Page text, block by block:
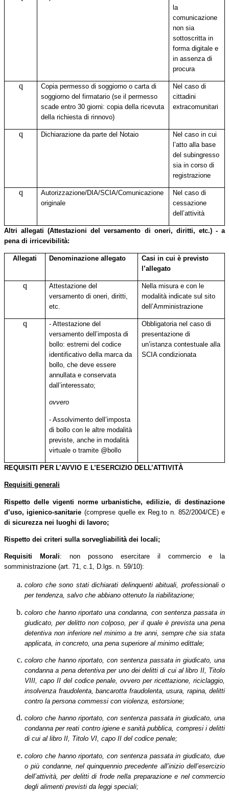
la
comunicazione
non sia
sottoscritta in
forma digitale e
in assenza di
procura
q
Copia permesso di soggiorno o carta di
soggiorno del firmatario (se il permesso
scade entro 30 giorni: copia della ricevuta
della richiesta di rinnovo)
Nel caso di
cittadini
extracomunitari
q Dichiarazione da parte del Notaio
Nel caso in cui
l’atto alla base
del subingresso
sia in corso di
registrazione
q Autorizzazione/DIA/SCIA/Comunicazione
originale
Nel caso di
cessazione
dell’attività
Altri allegati (Attestazioni del versamento di oneri, diritti, etc.) - a
pena di irricevibilità:
Allegati Denominazione allegato
Casi in cui è previsto
l’allegato
q
Attestazione del
versamento di oneri, diritti,
etc.
Nella misura e con le
modalità indicate sul sito
dell’Amministrazione
q
- Attestazione del
versamento dell’imposta di
bollo: estremi del codice
identificativo della marca da
bollo, che deve essere
annullata e conservata
dall’interessato;
ovvero
- Assolvimento dell’imposta
di bollo con le altre modalità
previste, anche in modalità
virtuale o tramite @bollo
Obbligatoria nel caso di
presentazione di
un’istanza contestuale alla
SCIA condizionata
REQUISITI PER L’AVVIO E L’ESERCIZIO DELL’ATTIVITÀ
Requisiti generali
Rispetto delle vigenti norme urbanistiche, edilizie, di destinazione
d’uso, igienico-sanitarie (comprese quelle ex Reg.to n. 852/2004/CE) e
di sicurezza nei luoghi di lavoro;
Rispetto dei criteri sulla sorvegliabilità dei locali;
Requisiti Morali: non possono esercitare il commercio e la
somministrazione (art. 71, c.1, D.lgs. n. 59/10):
coloro che sono stati dichiarati delinquenti abituali, professionali o
per tendenza, salvo che abbiano ottenuto la riabilitazione;
coloro che hanno riportato una condanna, con sentenza passata in
giudicato, per delitto non colposo, per il quale è prevista una pena
detentiva non inferiore nel minimo a tre anni, sempre che sia stata
applicata, in concreto, una pena superiore al minimo edittale;
coloro che hanno riportato, con sentenza passata in giudicato, una
condanna a pena detentiva per uno dei delitti di cui al libro II, Titolo
VIII, capo II del codice penale, ovvero per ricettazione, riciclaggio,
insolvenza fraudolenta, bancarotta fraudolenta, usura, rapina, delitti
contro la persona commessi con violenza, estorsione;
coloro che hanno riportato, con sentenza passata in giudicato, una
condanna per reati contro igiene e sanità pubblica, compresi i delitti
di cui al libro II, Titolo VI, capo II del codice penale;
coloro che hanno riportato, con sentenza passata in giudicato, due
o più condanne, nel quinquennio precedente all’inizio dell’esercizio
dell’attività, per delitti di frode nella preparazione e nel commercio
degli alimenti previsti da leggi speciali;